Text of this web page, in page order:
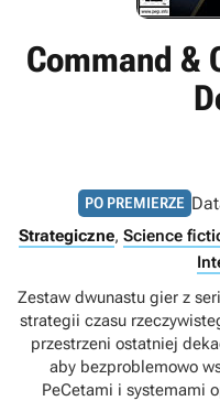
Command &
PO PREMIERZE
Strategiczne, Science
Zestaw dwunastu gier z
strategii czasu
przestrzeni ostatniej
aby bezproblemowo
PeCetami i systemami